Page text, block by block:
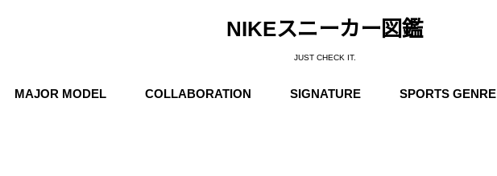
NIKEスニーカー図鑑
JUST CHECK IT.
MAJOR MODEL COLLABORATION SIGNATURE SPORTS GENRE